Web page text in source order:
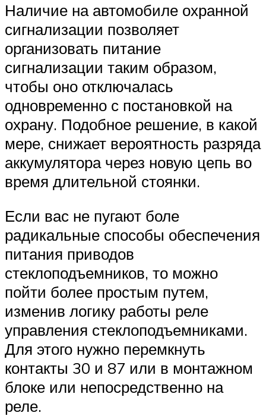
Наличие на автомобиле охранной
сигнализации позволяет
организовать питание
сигнализации таким образом,
чтобы оно отключалась
одновременно с постановкой на
охрану. Подобное решение, в какой
мере, снижает вероятность разряда
аккумулятора через новую цепь во
время длительной стоянки.
Если вас не пугают боле
радикальные способы обеспечения
питания приводов
стеклоподъемников, то можно
пойти более простым путем,
изменив логику работы реле
управления стеклоподъемниками.
Для этого нужно перемкнуть
контакты 30 и 87 или в монтажном
блоке или непосредственно на
реле.